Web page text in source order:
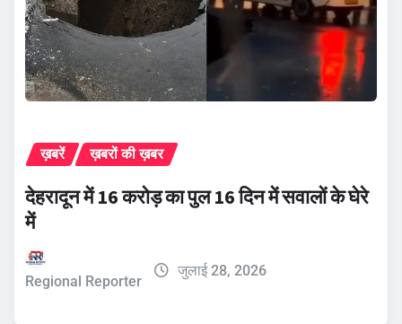
ख़बरें ख़बरों की ख़बर
देहरादून में 16 करोड़ का पुल 16 दिन में सवालों के घेरे
में
Regional Reporter
जुलाई 28, 2026